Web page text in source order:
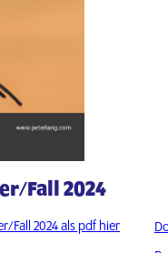
Fall 2024
Fall 2024 als pdf hier